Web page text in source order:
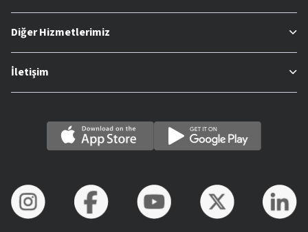
Diğer Hizmetlerimiz
İletişim